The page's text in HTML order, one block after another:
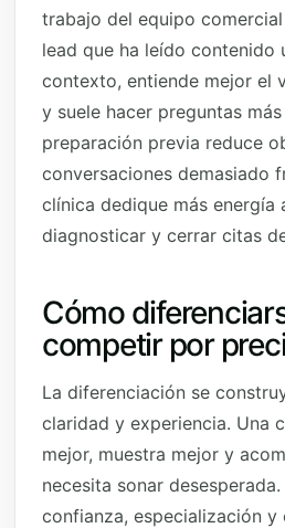
trabajo del equipo
lead que ha leído contenido
contexto, entiende mejor el
y suele hacer preguntas
preparación previa reduce
conversaciones demasiado
clínica dedique más energía
diagnosticar y cerrar citas
Cómo
competir por
La diferenciación se
claridad y experiencia. Una
mejor, muestra mejor y
necesita sonar
confianza, especialización y